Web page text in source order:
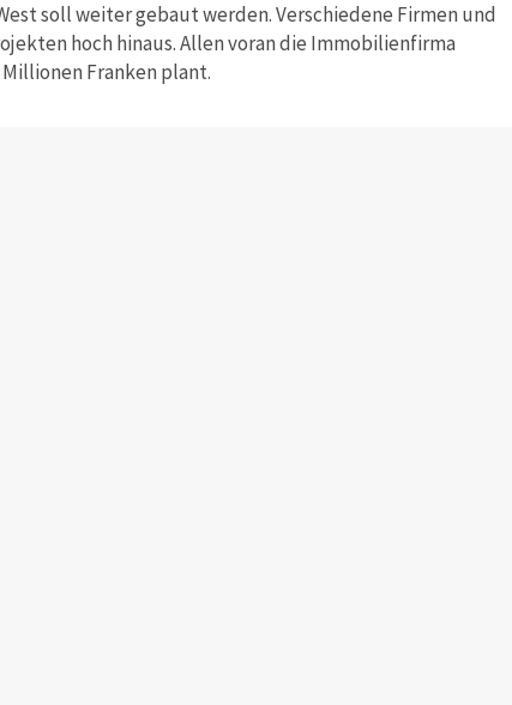
soll weiter gebaut werden. Verschiedene Firmen und
hoch hinaus. Allen voran die Immobilienfirma
Franken plant.